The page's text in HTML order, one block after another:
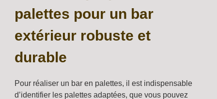
palettes pour un bar
extérieur robuste et
durable
Pour réaliser un bar en palettes, il est indispensable
d’identifier les palettes adaptées, que vous pouvez